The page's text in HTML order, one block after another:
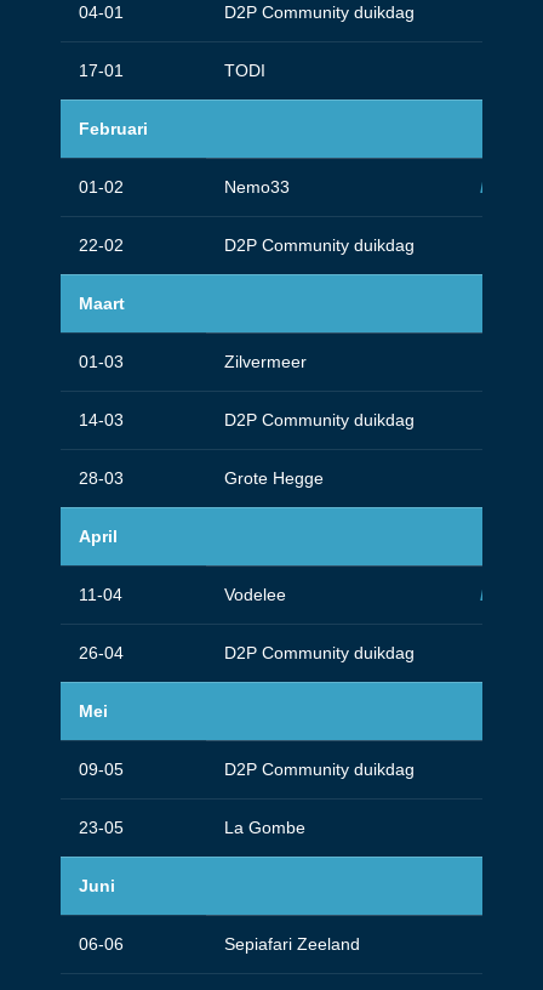
04-01 D2P Community duikdag
17-01 TODI
Februari
01-02 Nemo33 Deep
22-02 D2P Community duikdag
Maart
01-03 Zilvermeer
14-03 D2P Community duikdag
28-03 Grote Hegge
April
11-04 Vodelee Deep
26-04 D2P Community duikdag
Mei
09-05 D2P Community duikdag
23-05 La Gombe
Juni
06-06 Sepiafari Zeeland